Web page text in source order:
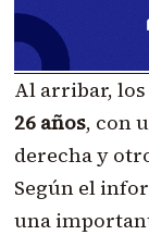
Al arribar,
26 años, con
derecha y
Según el
una